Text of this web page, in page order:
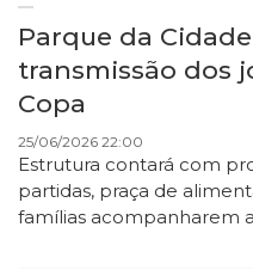
Parque da
transmissão dos
Copa
25/06/2026 22:00
Estrutura contará com
partidas, praça de
famílias acompanharem